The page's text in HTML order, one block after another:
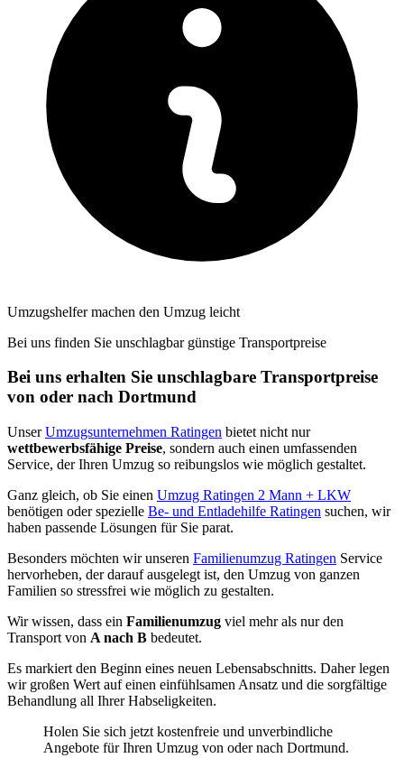
Umzugshelfer machen den Umzug leicht
Bei uns finden Sie unschlagbar günstige Transportpreise
Bei uns erhalten Sie unschlagbare Transportpreise
von oder nach Dortmund
UnserUmzugsunternehmen Ratingen bietet nicht nur
wettbewerbsfähige Preise, sondern auch einen umfassenden
Service, der Ihren Umzug so reibungslos wie möglich gestaltet.
Ganz gleich, ob Sie einen Umzug Ratingen 2 Mann + LKW
benötigen oder spezielle Be- und Entladehilfe Ratingen suchen, wir
haben passende Lösungen für Sie parat.
Besonders möchten wir unseren Familienumzug Ratingen Service
hervorheben, der darauf ausgelegt ist, den Umzug von ganzen
Familien so stressfrei wie möglich zu gestalten.
Wir wissen, dass ein Familienumzug viel mehr als nur den
Transport von A nach B bedeutet.
Es markiert den Beginn eines neuen Lebensabschnitts. Daher legen
wir großen Wert auf einen einfühlsamen Ansatz und die sorgfältige
Behandlung all Ihrer Habseligkeiten.
Holen Sie sich jetzt kostenfreie und unverbindliche
Angebote für Ihren Umzug von oder nach Dortmund.